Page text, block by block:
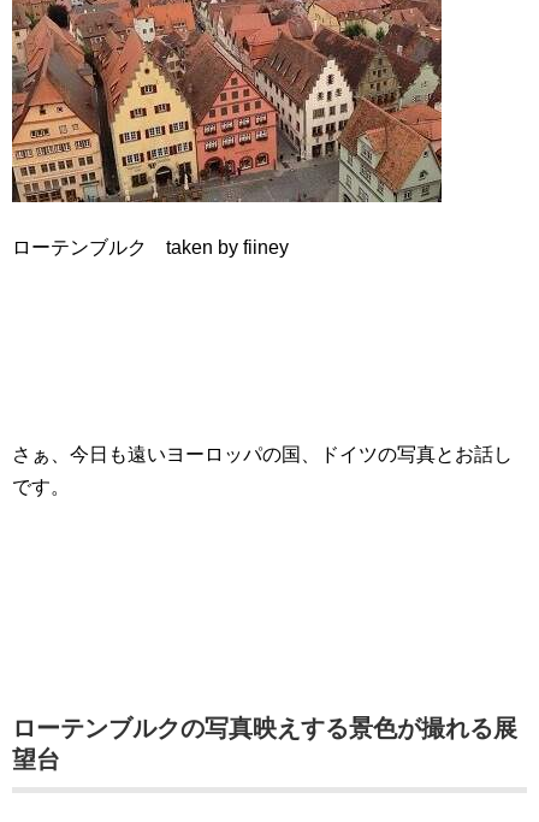
ローテンブルク taken by fiiney
さぁ、今日も遠いヨーロッパの国、ドイツの写真とお話し
です。
ローテンブルクの写真映えする景色が撮れる展
望台